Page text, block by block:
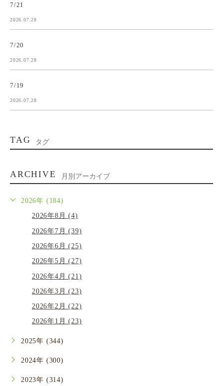
7/21
2026.07.28
7/20
2026.07.28
7/19
2026.07.28
TAG タグ
ARCHIVE 月別アーカイブ
2026年 (184)
2026年8月 (4)
2026年7月 (39)
2026年6月 (25)
2026年5月 (27)
2026年4月 (21)
2026年3月 (23)
2026年2月 (22)
2026年1月 (23)
2025年 (344)
2024年 (300)
2023年 (314)